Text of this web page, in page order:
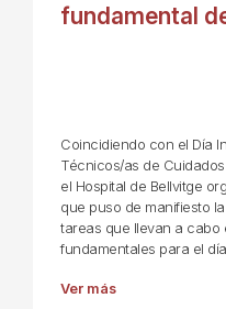
fundamental
Coincidiendo con el Día
Técnicos/as de Cuidados
el Hospital de Bellvitge
que puso de manifiesto
tareas que llevan a cabo
fundamentales para el
Ver más